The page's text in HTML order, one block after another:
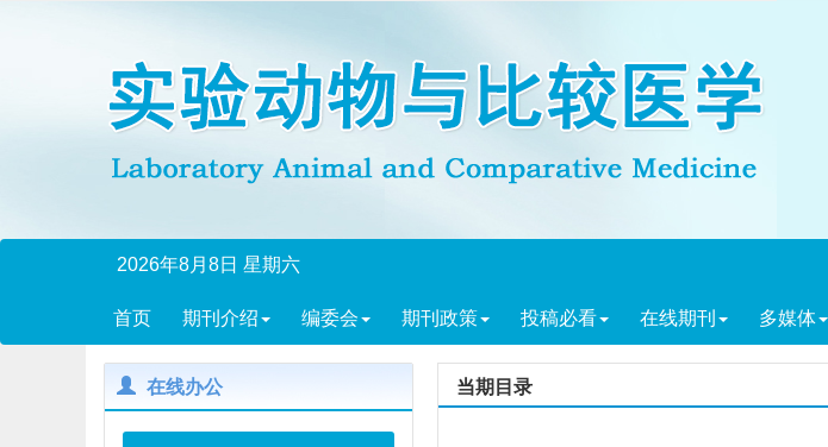
2026年8月8日 星期六
首页 期刊介绍 编委会 期刊政策 投稿必看 在线期刊 多媒体
在线办公 当期目录